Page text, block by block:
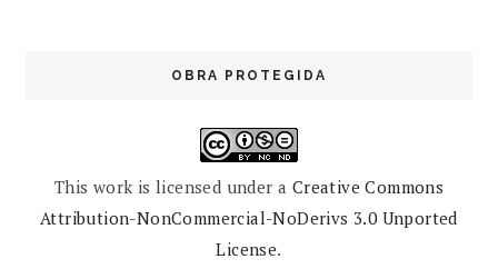
OBRA PROTEGIDA
This work is licensed under a Creative Commons
Attribution-NonCommercial-NoDerivs 3.0 Unported
License.